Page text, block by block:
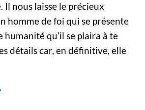
Il nous laisse le précieux
homme de foi qui se présente
humanité qu’il se plaira à te
détails car, en définitive, elle